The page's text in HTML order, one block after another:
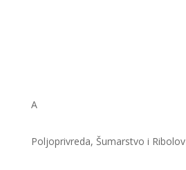
A
Poljoprivreda, Šumarstvo i Ribolov